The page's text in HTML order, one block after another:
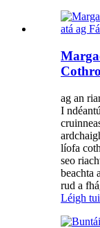
ag an
I
líofa
seo
beachta
rud a
Léigh